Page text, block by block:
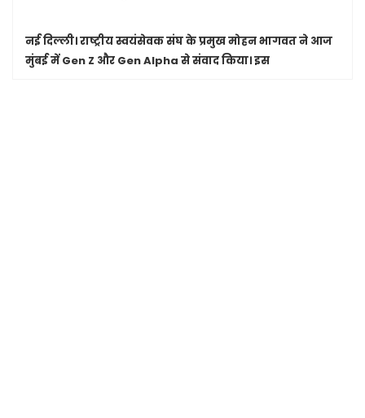
नई दिल्ली।राष्ट्रीय स्वयंसेवक संघ के प्रमुख मोहन भागवत ने आज
मुंबई में Gen Z और Gen Alpha से संवाद किया। इस